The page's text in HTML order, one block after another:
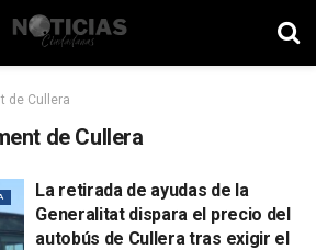
de Cullera
de Cullera
La retirada de ayudas de la
Generalitat dispara el precio del
autobús de Cullera tras exigir el